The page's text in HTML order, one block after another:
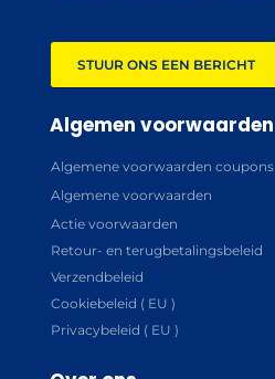
STUUR ONS EEN BERICHT
Algemen voorwaarden
Algemene voorwaarden coupons
Algemene voorwaarden
Actie voorwaarden
Retour- en terugbetalingsbeleid
Verzendbeleid
Cookiebeleid ( EU )
Privacybeleid ( EU )